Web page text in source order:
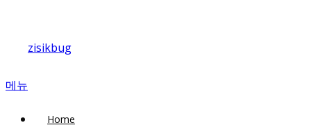
바
zisikbug
메뉴
Home